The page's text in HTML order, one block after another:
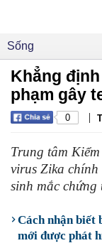
Sống
Khẳng
phạm gây
0 |
Trung tâm
virus Zika
sinh mắc chứng
Cách nhận biết
mới được phát